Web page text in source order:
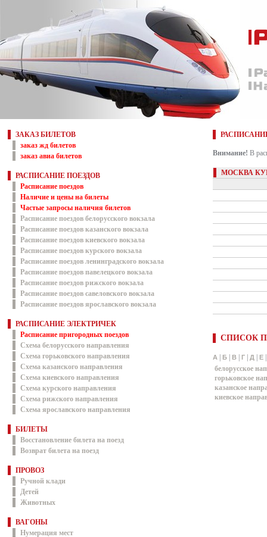
ЗАКАЗ БИЛЕТОВ
заказ жд билетов
заказ авиа билетов
РАСПИСАНИЕ ПОЕЗДОВ
Расписание поездов
Наличие и цены на билеты
Частые запросы наличия билетов
Расписание поездов белорусского вокзала
Расписание поездов казанского вокзала
Расписание поездов киевского вокзала
Расписание поездов курского вокзала
Расписание поездов ленинградского вокзала
Расписание поездов павелецкого вокзала
Расписание поездов рижского вокзала
Расписание поездов савеловского вокзала
Расписание поездов ярославского вокзала
РАСПИСАНИЕ ЭЛЕКТРИЧЕК
Расписание пригородных поездов
Схема белорусского направления
Схема горьковского направления
Схема казанского направления
Схема киевского направления
Схема курского направления
Схема рижского направления
Схема ярославского направления
БИЛЕТЫ
Восстановление билета на поезд
Возврат билета на поезд
ПРОВОЗ
Ручной клади
Детей
Животных
ВАГОНЫ
Нумерация мест
Внимание! В
МОСКВА
СПИСОК
А Б В Г Д Е
белорусское
горьковское
казанское
киевское